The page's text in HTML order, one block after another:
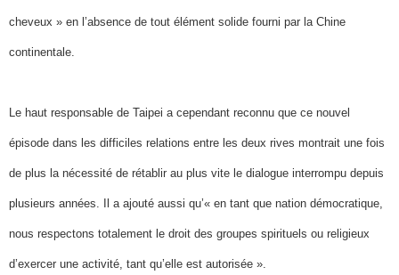
cheveux » en l’absence de tout élément solide fourni par la Chine
continentale.
Le haut responsable de Taipei a cependant reconnu que ce nouvel
épisode dans les difficiles relations entre les deux rives montrait une fois
de plus la nécessité de rétablir au plus vite le dialogue interrompu depuis
plusieurs années. Il a ajouté aussi qu’« en tant que nation démocratique,
nous respectons totalement le droit des groupes spirituels ou religieux
d’exercer une activité, tant qu’elle est autorisée ».